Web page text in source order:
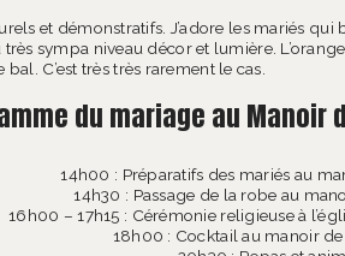
et démonstratifs. J’adore les mariés
sympa niveau décor et lumière.
C’est très très rarement le cas.
du mariage au Manoir
14h00 : Préparatifs des mariés au
14h30 : Passage de la robe au
16h00 – 17h15 : Cérémonie religieuse à
18h00 : Cocktail au manoir